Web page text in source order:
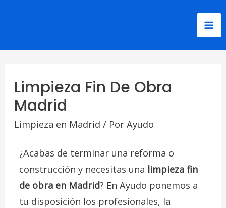
Limpieza Fin De Obra
Madrid
Limpieza en Madrid / PorAyudo
¿Acabas de terminar una reforma o
construcción y necesitas una limpieza fin
de obra en Madrid? En Ayudo ponemos a
tu disposición los profesionales, la